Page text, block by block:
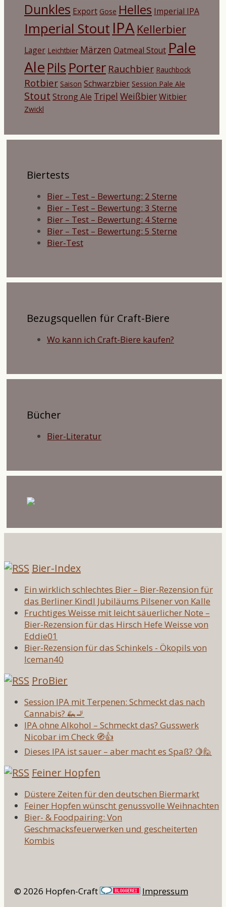
Dunkles Export Gose Helles Imperial IPA
Imperial Stout IPA Kellerbier
Lager Leichtbier Märzen Oatmeal Stout Pale
Ale Pils Porter Rauchbier Rauchbock
Rotbier Saison Schwarzbier Session Pale Ale
Stout Strong Ale Tripel WeißbierWitbier
Zwickl
Biertests
Bier – Test – Bewertung: 2 Sterne
Bier – Test – Bewertung: 3 Sterne
Bier – Test – Bewertung: 4 Sterne
Bier – Test – Bewertung: 5 Sterne
Bier-Test
Bezugsquellen für Craft-Biere
Wo kann ich Craft-Biere kaufen?
Bücher
Bier-Literatur
Bier-Index
Ein wirklich schlechtes Bier – Bier-Rezension für
das Berliner Kindl Jubiläums Pilsener von Kalle
Fruchtiges Weisse mit leicht säuerlicher Note –
Bier-Rezension für das Hirsch Hefe Weisse von
Eddie01
Bier-Rezension für das Schinkels - Ökopils von
Iceman40
ProBier
Session IPA mit Terpenen: Schmeckt das nach
Cannabis? 🦗🚬
IPA ohne Alkohol – Schmeckt das? Gusswerk
Nicobar im Check 🧭👍
Dieses IPA ist sauer – aber macht es Spaß? 🍋🙋
Feiner Hopfen
Düstere Zeiten für den deutschen Biermarkt
Feiner Hopfen wünscht genussvolle Weihnachten
Bier- & Foodpairing: Von
Geschmacksfeuerwerken und gescheiterten
Kombis
© 2026 Hopfen-Craft Impressum